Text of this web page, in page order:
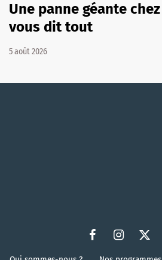
Une panne géante
vous dit tout
5 août 2026